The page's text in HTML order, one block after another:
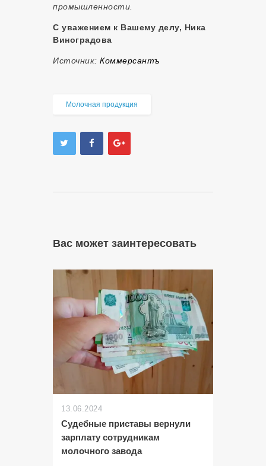
промышленности.
С уважением к Вашему делу, Ника
Виноградова
Источник: Коммерсантъ
Молочная продукция
Вас может заинтересовать
13.06.2024
Судебные приставы вернули
зарплату сотрудникам
молочного завода